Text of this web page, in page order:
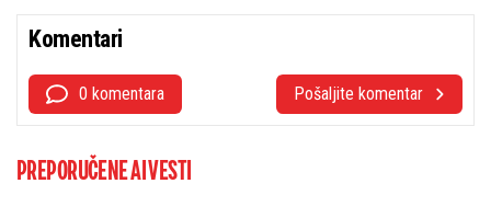
Komentari
0 komentara Pošaljite komentar
PREPORUČENE AI VESTI